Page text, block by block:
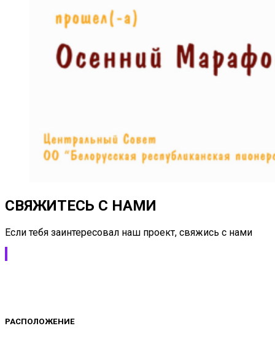
СВЯЖИТЕСЬ С НАМИ
Если тебя заинтересовал наш проект, свяжись с нами
РАСПОЛОЖЕНИЕ